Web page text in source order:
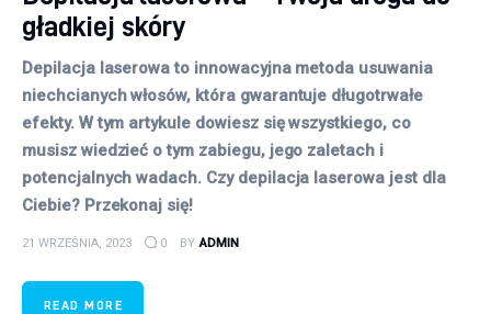
gładkiej skóry
Depilacja laserowa to innowacyjna metoda usuwania
niechcianych włosów, która gwarantuje długotrwałe
efekty. W tym artykule dowiesz się wszystkiego, co
musisz wiedzieć o tym zabiegu, jego zaletach i
potencjalnych wadach. Czy depilacja laserowa jest dla
Ciebie? Przekonaj się!
21 WRZEŚNIA, 2023 0 BY ADMIN
READ MORE